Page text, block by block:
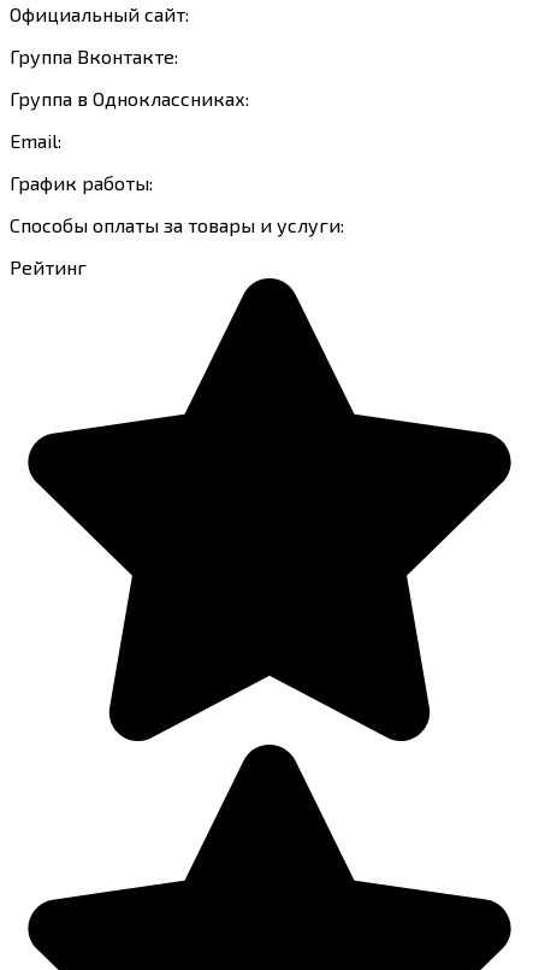
Официальный сайт:
Группа Вконтакте:
Группа в Одноклассниках:
Email:
График работы:
Способы оплаты за товары и услуги:
Рейтинг